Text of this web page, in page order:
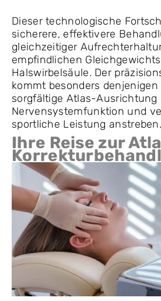
Dieser technologische
sicherere, effektivere
gleichzeitiger
empfindlichen
Halswirbelsäule. Der
kommt besonders
sorgfältige Atlas-Ausrichtung
Nervensystemfunktion und
sportliche Leistung anstreben.
Ihre Reise zur